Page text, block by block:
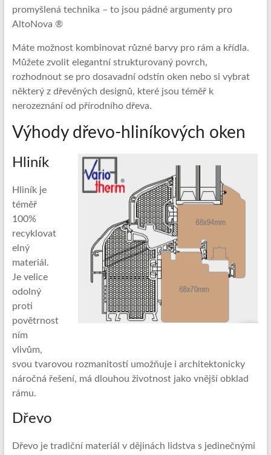
promyšlená technika – to jsou pádné argumenty pro
AltoNova ®
Máte možnost kombinovat různé barvy pro rám a křídla.
Můžete zvolit elegantní strukturovaný povrch,
rozhodnout se pro dosavadní odstín oken nebo si vybrat
některý z dřevěných designů, které jsou téměř k
nerozeznání od přírodního dřeva.
Výhody dřevo-hliníkových oken
Hliník
Hliník je
téměř
100%
recyklovat
elný
materiál.
Je velice
odolný
proti
povětrnost
ním
vlivům,
svou tvarovou rozmanitostí umožňuje i architektonicky
náročná řešení, má dlouhou životnost jako vnější obklad
rámu.
Dřevo
Dřevo je tradiční materiál v dějinách lidstva s jedinečnými